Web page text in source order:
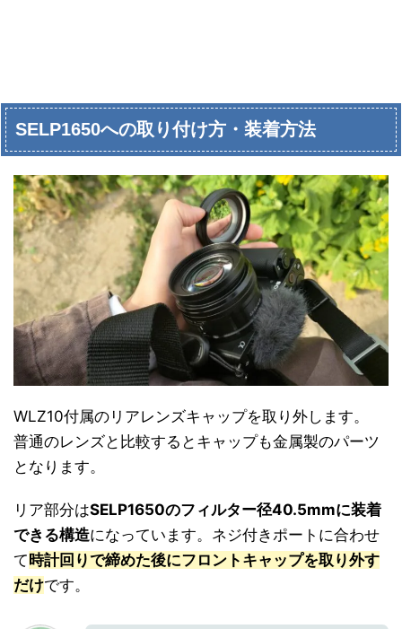
SELP1650への取り付け方・装着方法
WLZ10付属のリアレンズキャップを取り外します。
普通のレンズと比較するとキャップも金属製のパーツ
となります。
リア部分はSELP1650のフィルター径40.5mmに装着
できる構造になっています。ネジ付きポートに合わせ
て時計回りで締めた後にフロントキャップを取り外す
だけです。